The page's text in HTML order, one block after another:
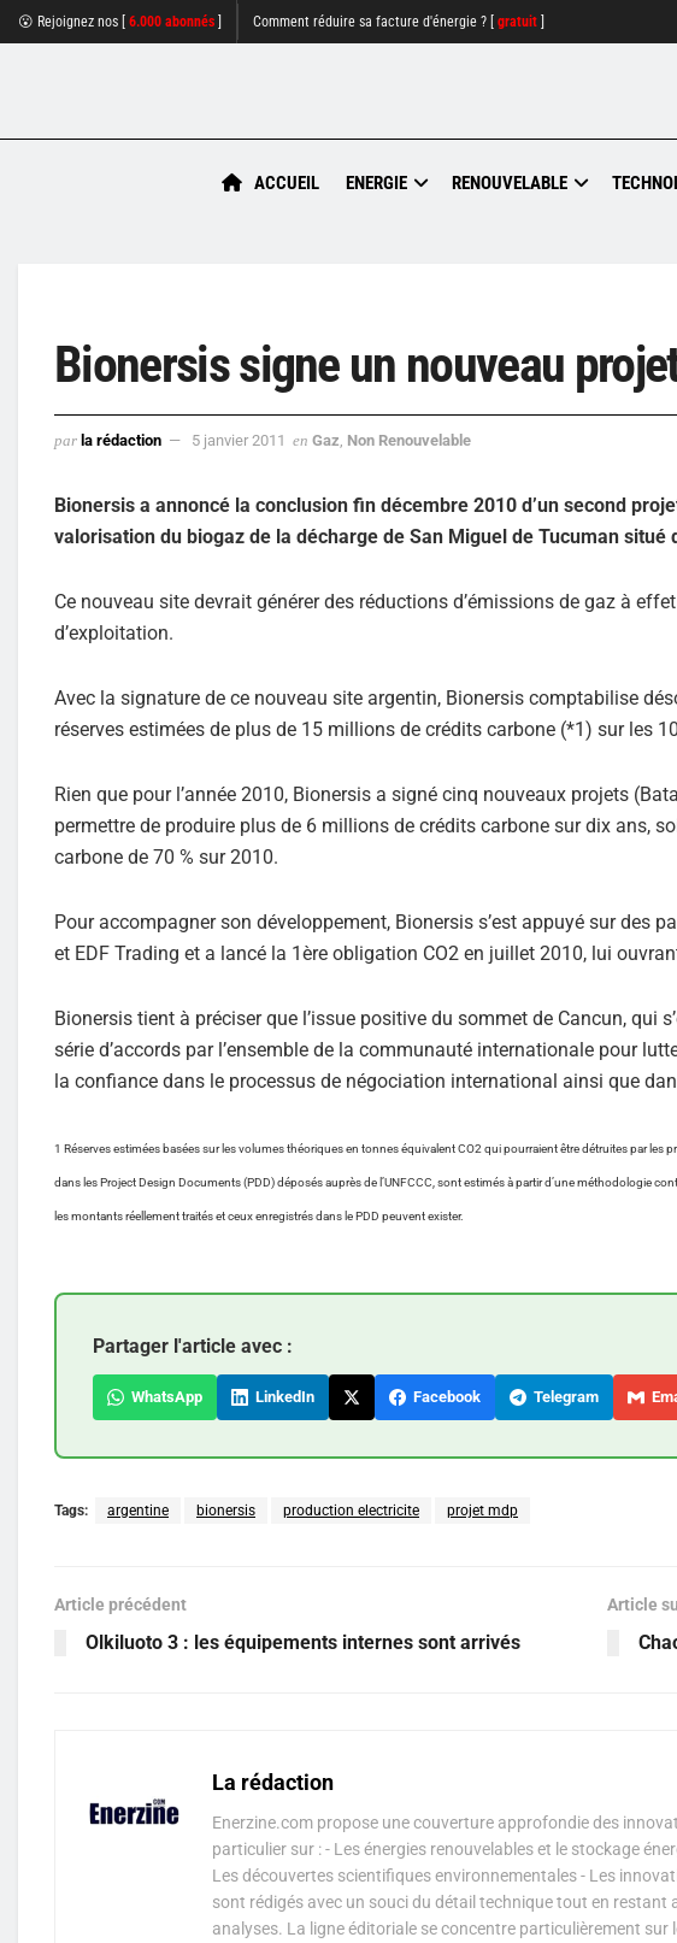
😮 Rejoignez nos [ 6.000 abonnés Comment réduire sa facture d'énergie ? [ gratuit
ACCUEIL ENERGIE RENOUVELABLE
Bionersis signe un nouveau
par la rédaction 5 janvier 2011 en Gaz Non Renouvelable
Bionersis a annoncé la conclusion fin décembre 2010 d’un second
valorisation du biogaz de la décharge de San Miguel de Tucuman situé
Ce nouveau site devrait générer des réductions d’émissions de gaz à
d’exploitation.
Avec la signature de ce nouveau site argentin, Bionersis comptabilise
réserves estimées de plus de 15 millions de crédits carbone (*1) sur les
Rien que pour l’année 2010, Bionersis a signé cinq nouveaux projets
permettre de produire plus de 6 millions de crédits carbone sur dix ans,
carbone de 70 % sur 2010.
Pour accompagner son développement, Bionersis s’est appuyé sur des
et EDF Trading et a lancé la 1ère obligation CO2 en juillet 2010, lui
Bionersis tient à préciser que l’issue positive du sommet de Cancun, qui
série d’accords par l’ensemble de la communauté internationale pour
la confiance dans le processus de négociation international ainsi que
1 Réserves estimées basées sur les volumes théoriques en tonnes équivalent CO2 qui pourraient être détruites par
dans les Project Design Documents (PDD) déposés auprès de l’UNFCCC, sont estimés à partir d’une méthodologie
les montants réellement traités et ceux enregistrés dans le PDD peuvent exister.
Partager l'article avec :
WhatsApp LinkedIn Facebook Telegram
Tags: argentine bionersis production electricite projet mdp
Article précédent
Olkiluoto 3 : les équipements internes sont arrivés
Article
La rédaction
Enerzine.com propose une couverture approfondie des
particulier sur : - Les énergies renouvelables et le stockage
Les découvertes scientifiques environnementales - Les
sont rédigés avec un souci du détail technique tout en
analyses. La ligne éditoriale se concentre particulièrement